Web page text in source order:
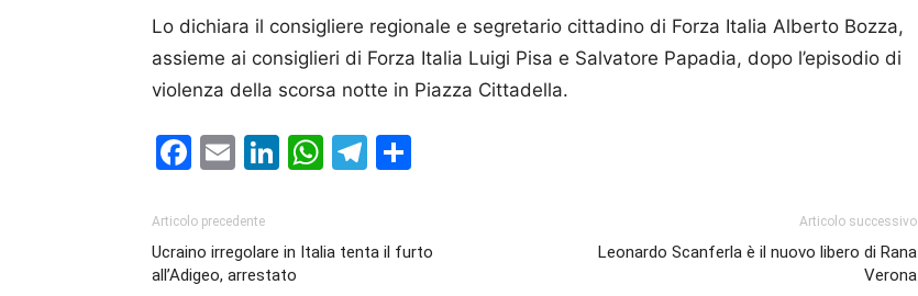
Lo dichiara il consigliere regionale e segretario cittadino di Forza Italia Alberto Bozza,
assieme ai consiglieri di Forza Italia Luigi Pisa e Salvatore Papadia, dopo l’episodio di
violenza della scorsa notte in Piazza Cittadella.
Facebook
EmailLinkedIn
WhatsApp
Telegram
Articolo precedente
Ucraino irregolare in Italia tenta il furto
all’Adigeo, arrestato
Articolo successivo
Leonardo Scanferla è il nuovo libero di Rana
Verona